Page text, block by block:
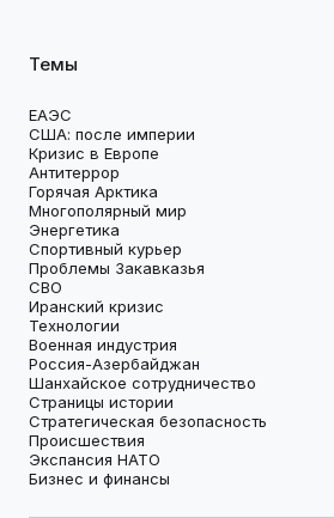
Темы
ЕАЭС
США: после империи
Кризис в Европе
Антитеррор
Горячая Арктика
Многополярный мир
Энергетика
Спортивный курьер
Проблемы Закавказья
СВО
Иранский кризис
Технологии
Военная индустрия
Россия-Азербайджан
Шанхайское сотрудничество
Страницы истории
Стратегическая безопасность
Происшествия
Экспансия НАТО
Бизнес и финансы